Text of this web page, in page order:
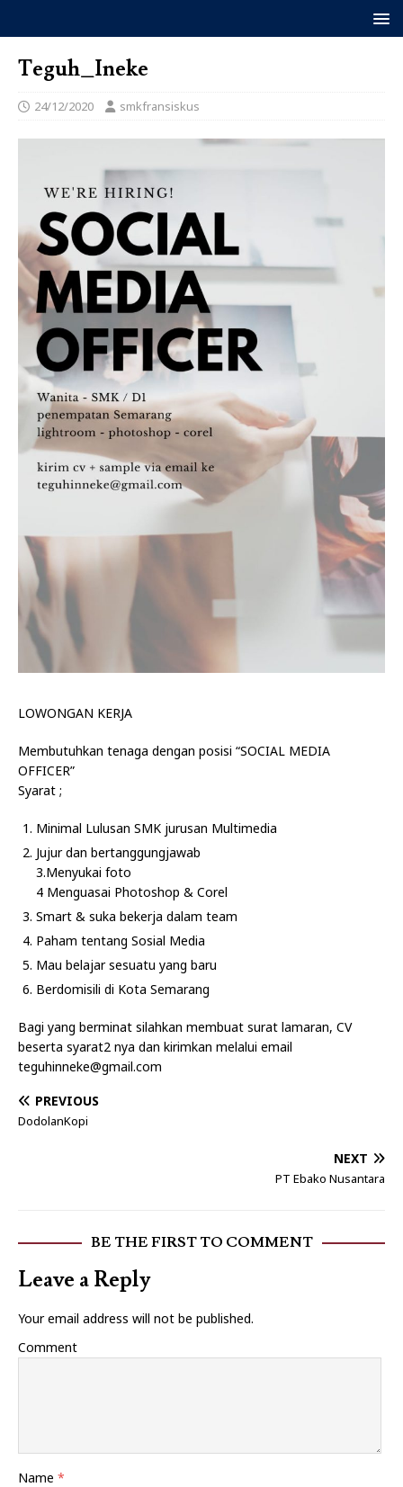
Teguh_Ineke
24/12/2020 smkfransiskus
LOWONGAN KERJA
Membutuhkan tenaga dengan posisi “SOCIAL MEDIA
OFFICER”
Syarat ;
Minimal Lulusan SMK jurusan Multimedia
Jujur dan bertanggungjawab
3.Menyukai foto
4 Menguasai Photoshop & Corel
Smart & suka bekerja dalam team
Paham tentang Sosial Media
Mau belajar sesuatu yang baru
Berdomisili di Kota Semarang
Bagi yang berminat silahkan membuat surat lamaran, CV
beserta syarat2 nya dan kirimkan melalui email
teguhinneke@gmail.com
PREVIOUS
DodolanKopi
NEXT
PT Ebako Nusantara
BE THE FIRST TO COMMENT
Leave a Reply
Your email address will not be published.
Comment
Name *